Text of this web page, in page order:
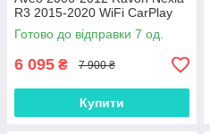
R3 2015-2020 WiFi CarPlay
2/32 4 ядра
Готово до відправки 7 од.
6 095 ₴ 7 900 ₴
Купити